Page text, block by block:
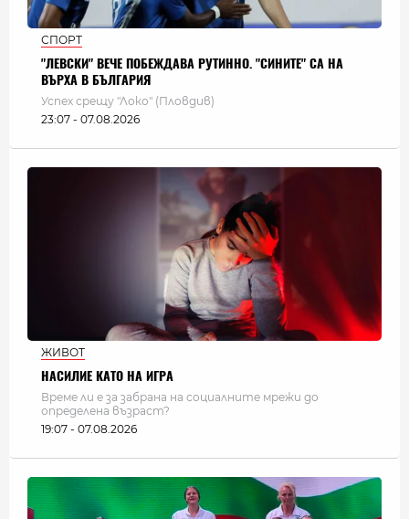
СПОРТ
"ЛЕВСКИ" ВЕЧЕ ПОБЕЖДАВА РУТИННО. "СИНИТЕ" СА НА
ВЪРХА В БЪЛГАРИЯ
Успех срещу "Локо" (Пловдив)
23:07 - 07.08.2026
ЖИВОТ
НАСИЛИЕ КАТО НА ИГРА
Време ли е за забрана на социалните мрежи до
определена възраст?
19:07 - 07.08.2026